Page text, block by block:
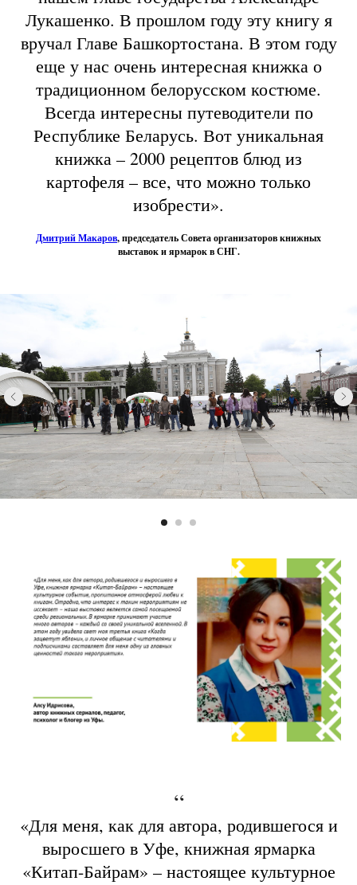
Лукашенко. В прошлом году эту книгу я
вручал Главе Башкортостана. В этом году
еще у нас очень интересная книжка о
традиционном белорусском костюме.
Всегда интересны путеводители по
Республике Беларусь. Вот уникальная
книжка – 2000 рецептов блюд из
картофеля – все, что можно только
изобрести».
Дмитрий Макаров, председатель Совета организаторов книжных
выставок и ярмарок в СНГ.
“
«Для меня, как для автора, родившегося и
выросшего в Уфе, книжная ярмарка
«Китап-Байрам» – настоящее культурное